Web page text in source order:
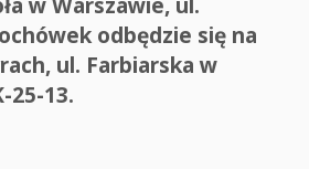
odbędzie się na
ul. Farbiarska w
25-13.